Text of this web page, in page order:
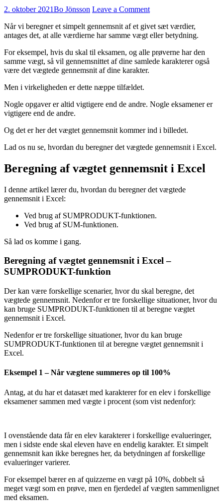
2. oktober 2021Bo Jönsson Leave a Comment
Når vi beregner et simpelt gennemsnit af et givet sæt værdier,
antages det, at alle værdierne har samme vægt eller betydning.
For eksempel, hvis du skal til eksamen, og alle prøverne har den
samme vægt, så vil gennemsnittet af dine samlede karakterer også
være det vægtede gennemsnit af dine karakter.
Men i virkeligheden er dette næppe tilfældet.
Nogle opgaver er altid vigtigere end de andre. Nogle eksamener er
vigtigere end de andre.
Og det er her det vægtet gennemsnit kommer ind i billedet.
Lad os nu se, hvordan du beregner det vægtede gennemsnit i Excel.
Beregning af vægtet gennemsnit i Excel
I denne artikel lærer du, hvordan du beregner det vægtede
gennemsnit i Excel:
Ved brug af SUMPRODUKT-funktionen.
Ved brug af SUM-funktionen.
Så lad os komme i gang.
Beregning af vægtet gennemsnit i Excel –
SUMPRODUKT-funktion
Der kan være forskellige scenarier, hvor du skal beregne, det
vægtede gennemsnit. Nedenfor er tre forskellige situationer, hvor du
kan bruge SUMPRODUKT-funktionen til at beregne vægtet
gennemsnit i Excel.
Nedenfor er tre forskellige situationer, hvor du kan bruge
SUMPRODUKT-funktionen til at beregne vægtet gennemsnit i
Excel.
Eksempel 1 – Når vægtene summeres op til 100%
Antag, at du har et datasæt med karakterer for en elev i forskellige
eksamener sammen med vægte i procent (som vist nedenfor):
I ovenstående data får en elev karakterer i forskellige evalueringer,
men i sidste ende skal eleven have en endelig karakter. Et simpelt
gennemsnit kan ikke beregnes her, da betydningen af forskellige
evalueringer varierer.
For eksempel bærer en af quizzerne en vægt på 10%, dobbelt så
meget vægt som en prøve, men en fjerdedel af vægten sammenlignet
med eksamen.